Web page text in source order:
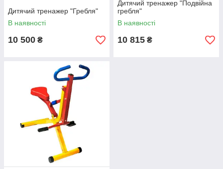
Дитячий тренажер "Гребля"
В наявності
10 500 ₴
Дитячий тренажер "Подвійна
гребля"
В наявності
10 815 ₴